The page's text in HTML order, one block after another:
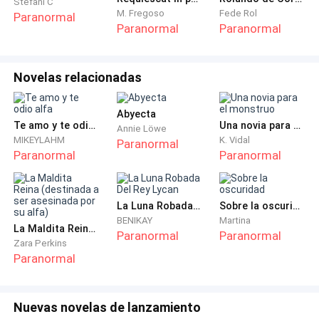
-Entonces… ¿Por qué lo hiciste?
Héctor quedó boquiabierto ante aquel
acontecimiento, aun así mantuvo la compostura.
-¿Te refieres a colgarme? –preguntó.
-Así es –respondió el visitante.
-Quería pegarme un tiro, pero me faltaba el arma y el
valor.
-Evidentemente no era el valor para acabar con tu
-No, miedo al dolor que podría causarme si erraba el
Paranormal M. Fregoso
Paranormal
Fede Rol
Paranormal
Novelas relacionadas
Te amo y te odio alfa
MIKEYLAHM
Paranormal
Abyecta
Annie Löwe
Paranormal
Una novia para el monstruo
K. Vidal
Paranormal
La Maldita Reina (destinada a ser asesinada por su alfa)
Zara Perkins
Paranormal
La Luna Robada Del Rey Lycan
BENIKAY
Paranormal
Sobre la oscuridad
Martina
Paranormal
Nuevas novelas de lanzamiento